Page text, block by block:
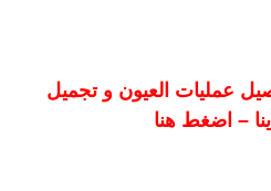
عمليات العيون و تجميل
– اضغط هنا